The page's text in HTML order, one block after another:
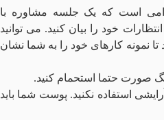
است که یک جلسه مشاوره با
خود را بیان کنید. می توانید
نمونه کارهای خود را به شما نشان
صورت حتما استحمام کنید.
استفاده نکنید. پوست شما باید